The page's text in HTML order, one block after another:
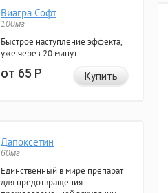
Виагра Софт
100мг
Быстрое наступление эффекта,
уже через 20 минут.
от 65Р Купить
Дапоксетин
60мг
Единственный в мире препарат
для предотвращения